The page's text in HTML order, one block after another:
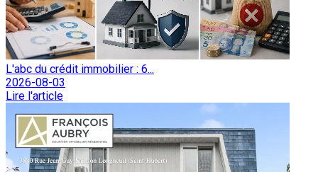
L'abc du crédit immobilier : 6...
2026-08-03
Lire l'article